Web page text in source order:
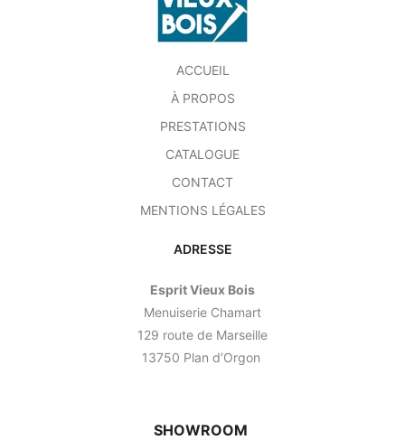
ACCUEIL
À PROPOS
PRESTATIONS
CATALOGUE
CONTACT
MENTIONS LÉGALES
ADRESSE
Esprit Vieux Bois
Menuiserie Chamart
129 route de Marseille
13750 Plan d’Orgon
SHOWROOM